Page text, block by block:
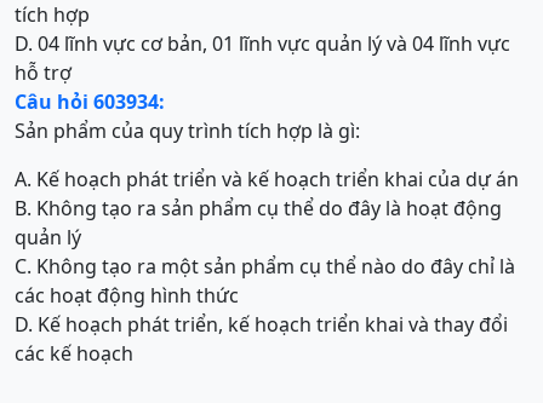
tích hợp
D. 04 lĩnh vực cơ bản, 01 lĩnh vực quản lý và 04 lĩnh vực
hỗ trợ
Câu hỏi 603934:
Sản phẩm của quy trình tích hợp là gì:
A. Kế hoạch phát triển và kế hoạch triển khai của dự án
B. Không tạo ra sản phẩm cụ thể do đây là hoạt động
quản lý
C. Không tạo ra một sản phẩm cụ thể nào do đây chỉ là
các hoạt động hình thức
D. Kế hoạch phát triển, kế hoạch triển khai và thay đổi
các kế hoạch